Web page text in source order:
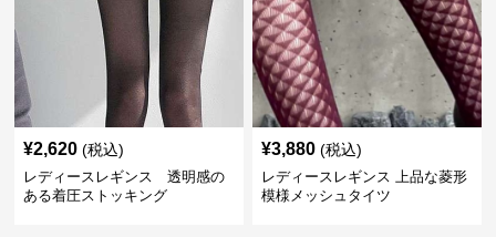
¥2,620 (税込)
レディースレギンス 透明感の
ある着圧ストッキング
¥3,880 (税込)
レディースレギンス 上品な菱形
模様メッシュタイツ